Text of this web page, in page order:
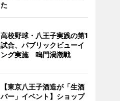
た
高校野球・八王子実践の第1
試合、パブリックビューイ
ング実施 鳴門渦潮戦
【東京八王子酒造が「生酒
バー」イベント】ショップ